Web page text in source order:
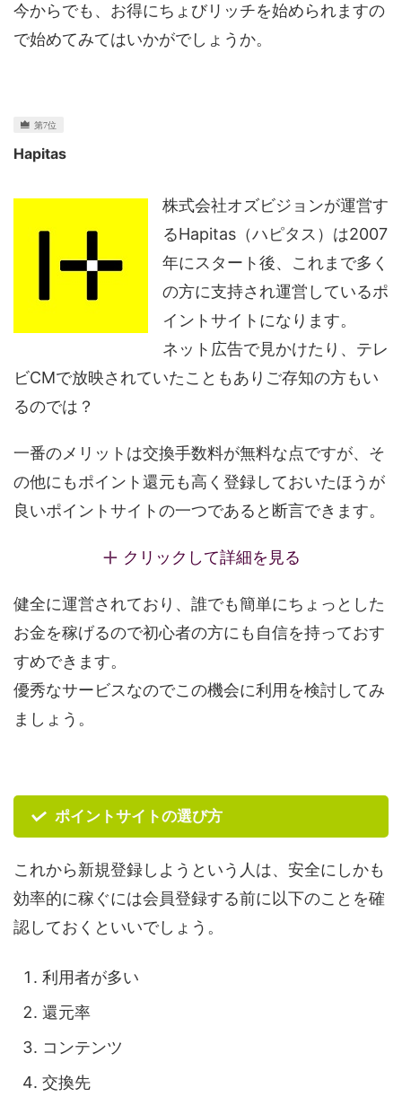
今からでも、お得にちょびリッチを始められますの
で始めてみてはいかがでしょうか。
Hapitas
株式会社オズビジョンが運営す
るHapitas（ハピタス）は2007
年にスタート後、これまで多く
の方に支持され運営しているポ
イントサイトになります。
ネット広告で見かけたり、テレ
ビCMで放映されていたこともありご存知の方もい
るのでは？
一番のメリットは交換手数料が無料な点ですが、そ
の他にもポイント還元も高く登録しておいたほうが
良いポイントサイトの一つであると断言できます。
クリックして詳細を見る
健全に運営されており、誰でも簡単にちょっとした
お金を稼げるので初心者の方にも自信を持っておす
すめできます。
優秀なサービスなのでこの機会に利用を検討してみ
ましょう。
ポイントサイトの選び方
これから新規登録しようという人は、安全にしかも
効率的に稼ぐには会員登録する前に以下のことを確
認しておくといいでしょう。
利用者が多い
還元率
コンテンツ
交換先